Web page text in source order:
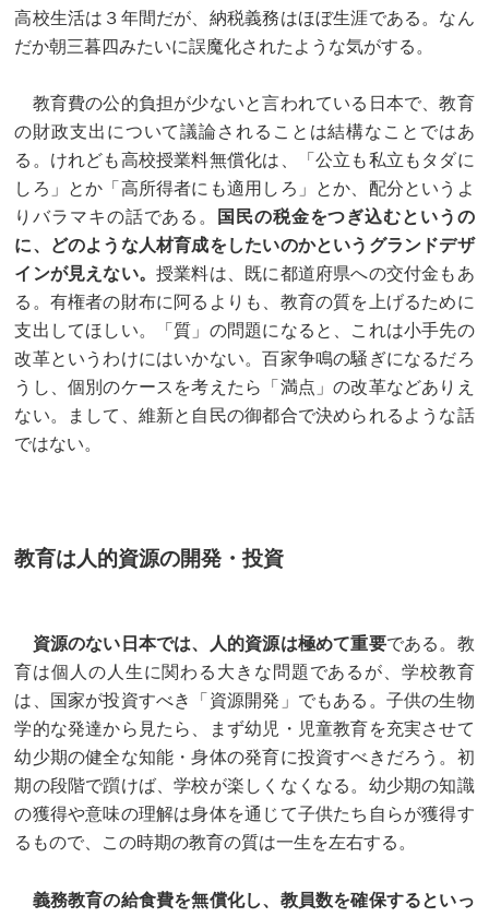
高校生活は３年間だが、納税義務はほぼ生涯である。なん
だか朝三暮四みたいに誤魔化されたような気がする。
教育費の公的負担が少ないと言われている日本で、教育
の財政支出について議論されることは結構なことではあ
る。けれども高校授業料無償化は、「公立も私立もタダに
しろ」とか「高所得者にも適用しろ」とか、配分というよ
りバラマキの話である。
国民の税金をつぎ込むというの
に、どのような人材育成をしたいのかというグランドデザ
インが見えない。授業料は、既に都道府県への交付金もあ
る。有権者の財布に阿るよりも、教育の質を上げるために
支出してほしい。「質」の問題になると、これは小手先の
改革というわけにはいかない。百家争鳴の騒ぎになるだろ
うし、個別のケースを考えたら「満点」の改革などありえ
ない。まして、維新と自民の御都合で決められるような話
ではない。
教育は人的資源の開発・投資
資源のない日本では、人的資源は極めて重要である。教
育は個人の人生に関わる大きな問題であるが、学校教育
は、国家が投資すべき「資源開発」でもある。子供の生物
学的な発達から見たら、まず幼児・児童教育を充実させて
幼少期の健全な知能・身体の発育に投資すべきだろう。初
期の段階で躓けば、学校が楽しくなくなる。幼少期の知識
の獲得や意味の理解は身体を通じて子供たち自らが獲得す
るもので、この時期の教育の質は一生を左右する。
義務教育の給食費を無償化し、教員数を確保するといっ